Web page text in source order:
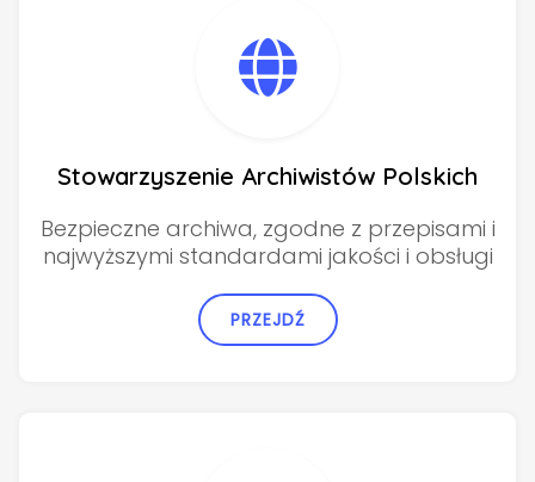
Stowarzyszenie Archiwistów Polskich
Bezpieczne archiwa, zgodne z przepisami i
najwyższymi standardami jakości i obsługi
PRZEJDŹ